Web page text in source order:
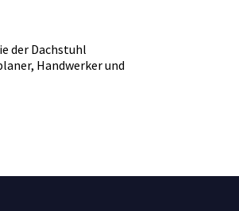
der Dachstuhl
Handwerker und